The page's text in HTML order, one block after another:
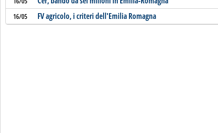
16/05 FV agricolo, i criteri dell'Emilia Romagna